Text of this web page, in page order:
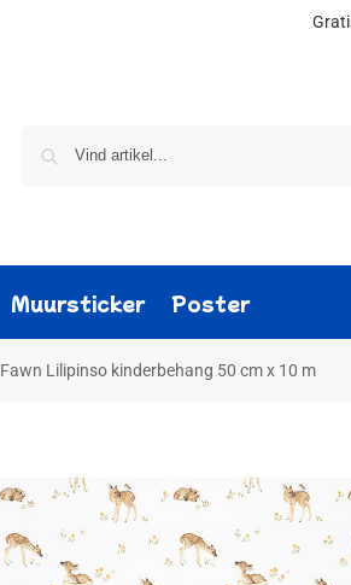
Muursticker Poster
Fawn Lilipinso kinderbehang 50 cm x 10 m